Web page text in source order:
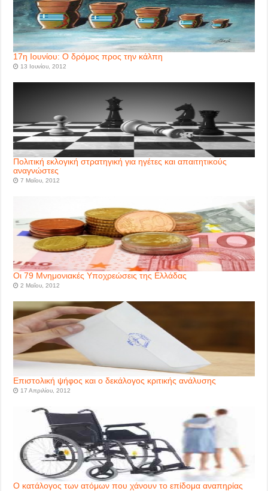
17η Ιουνίου: Ο δρόμος προς την κάλπη
13 Ιουνίου, 2012
Πολιτική εκλογική στρατηγική για ηγέτες και απαιτητικούς
αναγνώστες
7 Μαΐου, 2012
Οι 79 Μνημονιακές Υποχρεώσεις της Ελλάδας
2 Μαΐου, 2012
Επιστολική ψήφος και ο δεκάλογος κριτικής ανάλυσης
17 Απριλίου, 2012
Ο κατάλογος των ατόμων που χάνουν το επίδομα αναπηρίας